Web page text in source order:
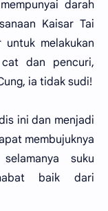
darah
Kaisar Tai
melakukan
dan pencuri,
ia tidak sudi!
ini dan menjadi
membujuknya
suku
baik dari